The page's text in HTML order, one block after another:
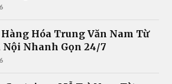
Hàng Hóa Trung Văn Nam Từ
Nội Nhanh Gọn 24/7